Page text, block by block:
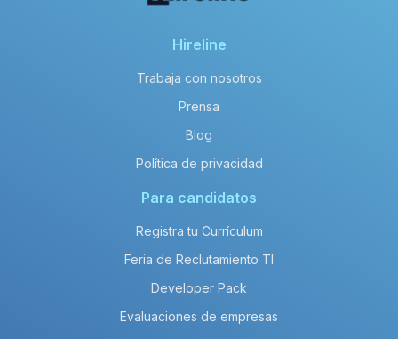
Hireline
Trabaja con nosotros
Prensa
Blog
Política de privacidad
Para candidatos
Registra tu Currículum
Feria de Reclutamiento TI
Developer Pack
Evaluaciones de empresas